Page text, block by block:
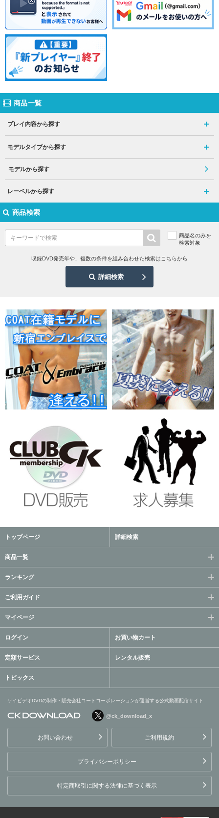
商品一覧
プレイ内容から探す
モデルタイプから探す
モデルから探す
レーベルから探す
商品検索
商品名のみを
検索対象
収録DVD発売年や、複数の条件を組み合わせた検索はこちらから
詳細検索
トップページ 詳細検索
商品一覧
ランキング
ご利用ガイド
マイページ
ログイン お買い物カート
定額サービス レンタル販売
トピックス
ゲイビデオDVDの制作・販売会社コートコーポレーションが運営する公式動画配信サイト
ョンが運営する公式動画配
信サイト
@ck_download_x
お問い合わせ ご利用規約
プライバシーポリシー
特定商取引に関する法律に基づく表示